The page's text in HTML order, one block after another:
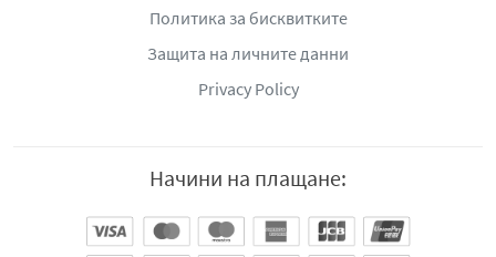
Политика за бисквитките
Защита на личните данни
Privacy Policy
Начини на плащане: